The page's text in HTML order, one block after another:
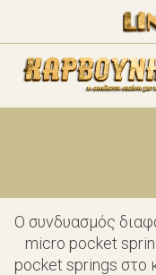
Ο συνδυασμός
micro pocket
pocket springs στο